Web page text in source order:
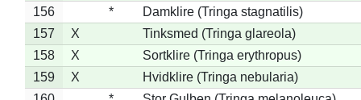
156
*
Damklire (Tringa stagnatilis)
157
X
Tinksmed (Tringa glareola)
158
X
Sortklire (Tringa erythropus)
159
X
Hvidklire (Tringa nebularia)